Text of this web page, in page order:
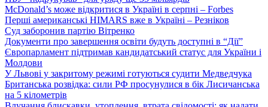
McDonald’s може відкритися в Україні в серпні – Forbes
Перші американські HIMARS вже в Україні – Резніков
Суд заборонив партію Вітренко
Документи про завершення освіти будуть доступні в “Дії”
Європарламент підтримав кандидатський статус для України і
Молдови
У Львові у закритому режимі готуються судити Медведчука
Британська розвідка: сили РФ просунулися в бік Лисичанська
на 5 кілометрів